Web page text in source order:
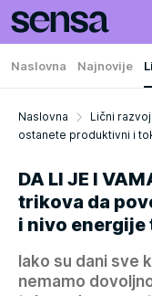
Naslovna Najnovije
Naslovna Lični razvoj
ostanete produktivni i
DA LI JE I
trikova da
i nivo energije
Iako su dani sve
nemamo